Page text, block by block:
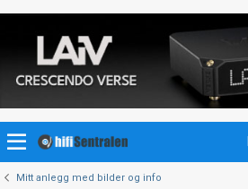
Mitt anlegg med bilder og info